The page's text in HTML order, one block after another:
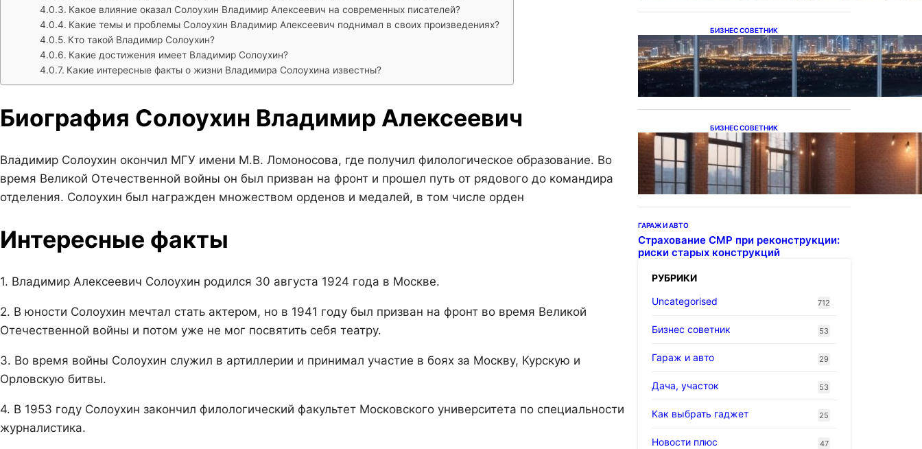
Какое влияние оказал Солоухин Владимир Алексеевич на современных писателей?
Какие темы и проблемы Солоухин Владимир Алексеевич поднимал в своих произведениях?
Кто такой Владимир Солоухин?
Какие достижения имеет Владимир Солоухин?
Какие интересные факты о жизни Владимира Солоухина известны?
Биография Солоухин Владимир Алексеевич
Владимир Солоухин окончил МГУ имени М.В. Ломоносова, где получил филологическое образование. Во
время Великой Отечественной войны он был призван на фронт и прошел путь от рядового до командира
отделения. Солоухин был награжден множеством орденов и медалей, в том числе орден
Интересные факты
1. Владимир Алексеевич Солоухин родился 30 августа 1924 года в Москве.
2. В юности Солоухин мечтал стать актером, но в 1941 году был призван на фронт во время Великой
Отечественной войны и потом уже не мог посвятить себя театру.
3. Во время войны Солоухин служил в артиллерии и принимал участие в боях за Москву, Курскую и
Орловскую битвы.
4. В 1953 году Солоухин закончил филологический факультет Московского университета по специальности
журналистика.
БИЗНЕС СОВЕТНИК
Каталог светодиодных
светильников и LED-
освещения в Казахстане
БИЗНЕС СОВЕТНИК
Подвесные светодиодные
светильники на тросе
ГАРАЖ И АВТО
Страхование СМР при реконструкции:
риски старых конструкций
РУБРИКИ
Uncategorised
712
Бизнес советник 53
Гараж и авто 29
Дача, участок 53
Как выбрать гаджет 25
Новости плюс 47